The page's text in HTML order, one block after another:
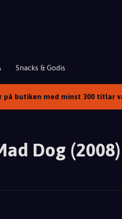
Snacks & Godis
butiken med minst 300 titlar
Dog